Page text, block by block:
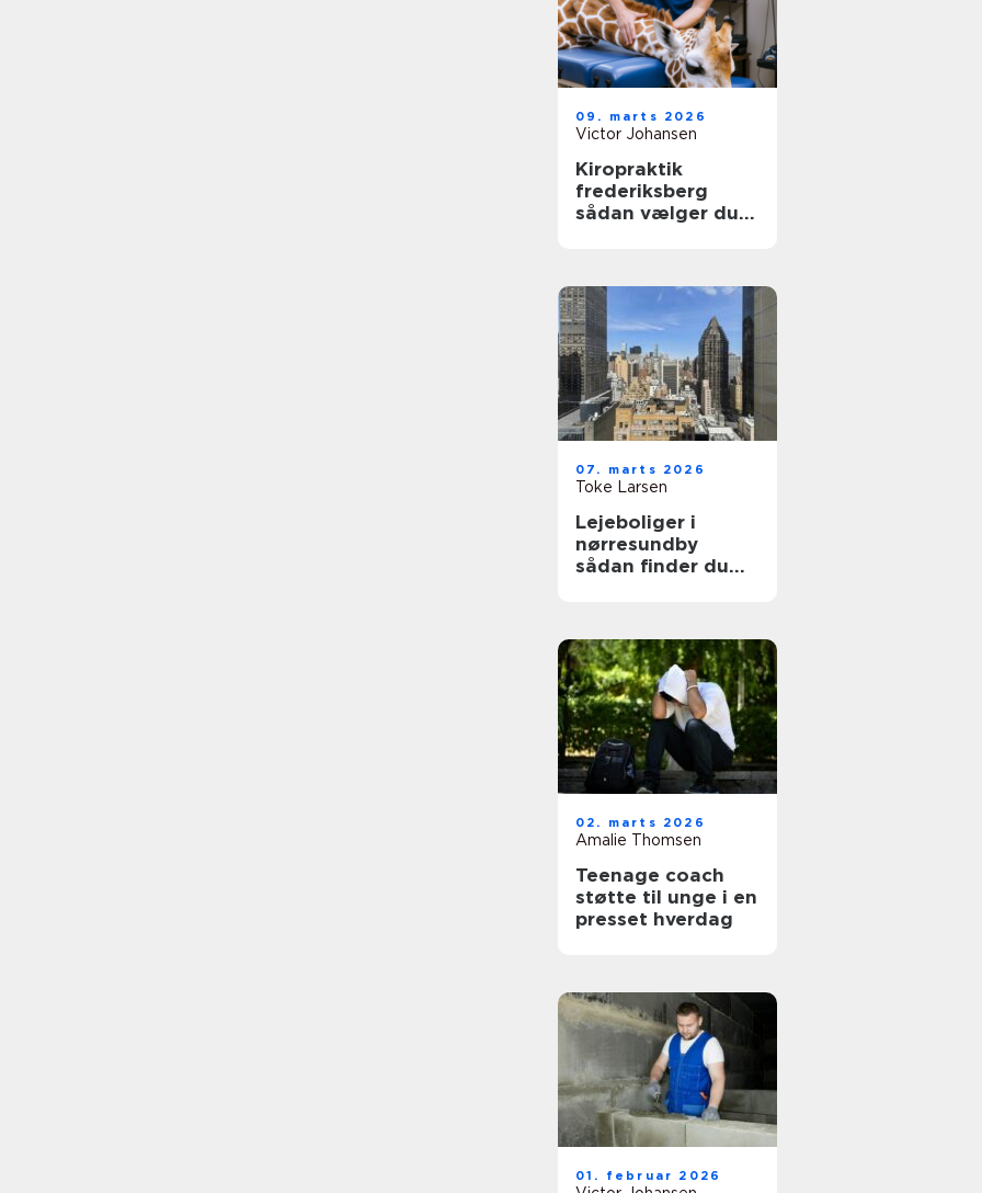
09. marts 2026
Victor Johansen
Kiropraktik
frederiksberg
sådan vælger du
07. marts 2026
Toke Larsen
Lejeboliger i
nørresundby
sådan finder du
02. marts 2026
Amalie Thomsen
Teenage coach
støtte til unge i en
presset hverdag
01. februar 2026